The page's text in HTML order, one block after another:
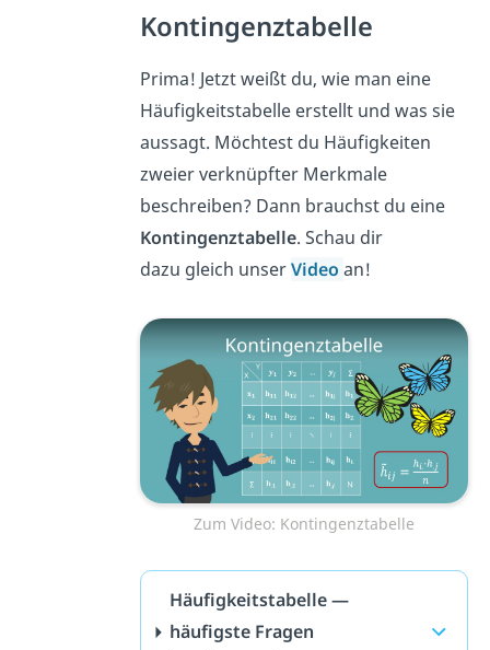
Kontingenztabelle
Prima! Jetzt weißt du, wie man eine
Häufigkeitstabelle erstellt und was sie
aussagt. Möchtest du Häufigkeiten
zweier verknüpfter Merkmale
beschreiben? Dann brauchst du eine
Kontingenztabelle. Schau dir
dazu gleich unserVideo an!
Zum Video: Kontingenztabelle
Häufigkeitstabelle —
häufigste Fragen